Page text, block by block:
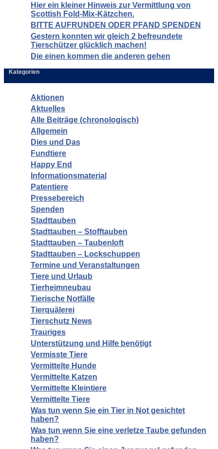
Hier ein kleiner Hinweis zur Vermittlung von
Scottish Fold-Mix-Kätzchen.
BITTE AUFRUNDEN ODER PFAND SPENDEN
Gestern konnten wir gleich 2 befreundete
Tierschützer glücklich machen!
Die einen kommen die anderen gehen
Kategorien
Aktionen
Aktuelles
Alle Beiträge (chronologisch)
Allgemein
Dies und Das
Fundtiere
Happy End
Informationsmaterial
Patentiere
Pressebereich
Spenden
Stadttauben
Stadttauben – Stofftauben
Stadttauben – Taubenloft
Stadttauben – Lockschuppen
Termine und Veranstaltungen
Tiere und Urlaub
Tierheimneubau
Tierische Notfälle
Tierquälerei
Tierschutz News
Trauriges
Unterstützung und Hilfe benötigt
Vermisste Tiere
Vermittelte Hunde
Vermittelte Katzen
Vermittelte Kleintiere
Vermittelte Tiere
Was tun wenn Sie ein Tier in Not gesichtet
haben?
Was tun wenn Sie eine verletze Taube gefunden
haben?